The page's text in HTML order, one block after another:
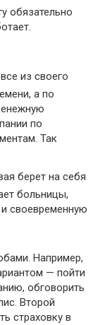
обязательно
из своего
а по
по
Так
берет на себя
больницы,
своевременную
Например,
— пойти
обговорить
Второй
страховку в